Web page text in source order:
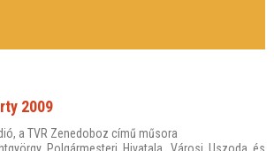
2009
a TVR Zenedoboz című műsora
Polgármesteri Hivatala, Városi Uszoda és